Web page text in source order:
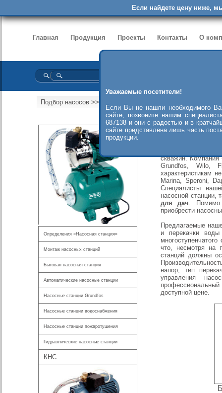
Уважаемые посетители!
Если Вы не нашли необходимого
сайте, позвоните нашим
687138 и они с радостью и в
сайте представлена лишь часть
продукции.
Если найдете цену ниже,
Главная Продукция Проекты Контакты О
Подбор насосов >>
Определения «Насосная станция»
Монтаж насосных станций
Бытовая насосная станция
Автоматические насосные станции
Насосные станции Grundfos
Насосные станции водоснабжения
Насосные станции пожаротушения
Гидравлические насосные станции
КНС
В современном
скважин. Компания
Grundfos, Wilo,
характеристикам
Marina, Speroni,
Специалисты
насосной
для дач. Помимо
приобрести
Предлагаемые
и перекачки
что, несмотря на
станций должны
напор, тип
управления
доступной цене.